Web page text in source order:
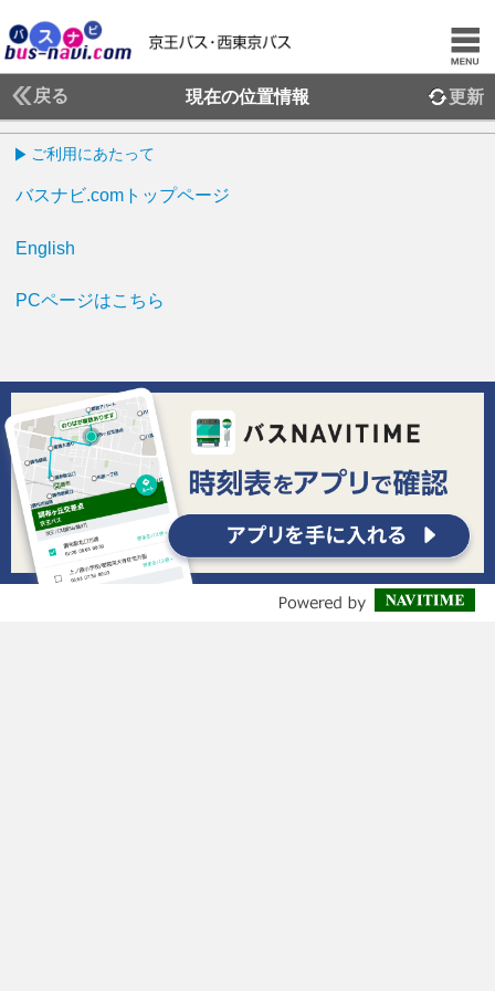
戻る 現在の位置情報 更新
ご利用にあたって
バスナビ.comトップページ
English
PCページはこちら